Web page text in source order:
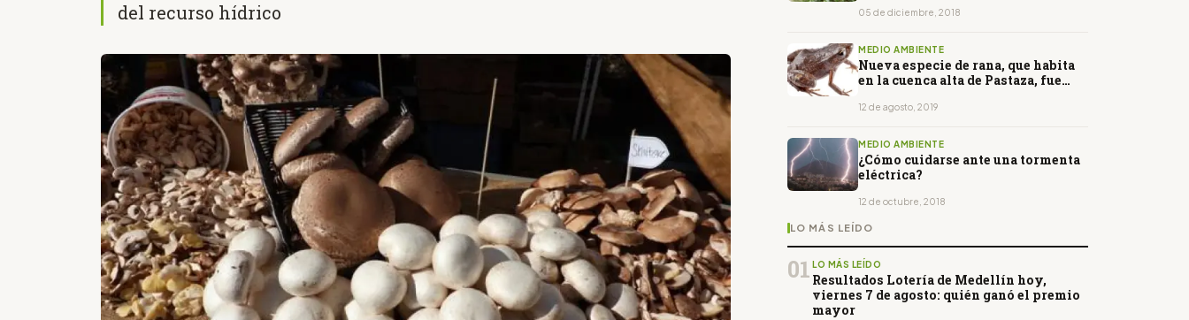
del recurso hídrico
05 de diciembre, 2018
MEDIO AMBIENTE
Nueva especie de rana, que habita
en la cuenca alta de Pastaza, fue
12 de agosto, 2019
MEDIO AMBIENTE
¿Cómo cuidarse ante una tormenta
eléctrica?
12 de octubre, 2018
LO MÁS LEÍDO
01 LO MÁS LEÍDO
Resultados Lotería de Medellín hoy,
viernes 7 de agosto: quién ganó el premio
mayor